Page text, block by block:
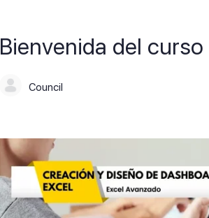
Bienvenida del curso
Council